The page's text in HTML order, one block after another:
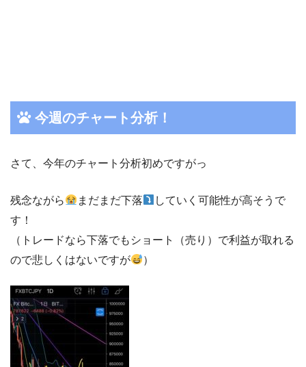
今週のチャート分析！
さて、今年のチャート分析初めですがっ
残念ながら まだまだ下落
していく可能性が高そうで
す！
（トレードなら下落でもショート（売り）で利益が取れる
ので悲しくはないですが
）